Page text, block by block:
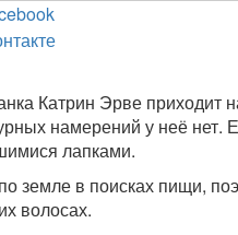
Катрин Эрве приходит
намерений у неё нет.
лапками.
земле в поисках пищи,
волосах.